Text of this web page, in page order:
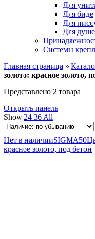
Для
Для биде
Для
Для
Системы
Главная страница »
золото: красное золото,
Представлено 2 товара
Открыть панель
Show 24 36 All
Нет в наличииSIGMA50
красное золото, под бетон